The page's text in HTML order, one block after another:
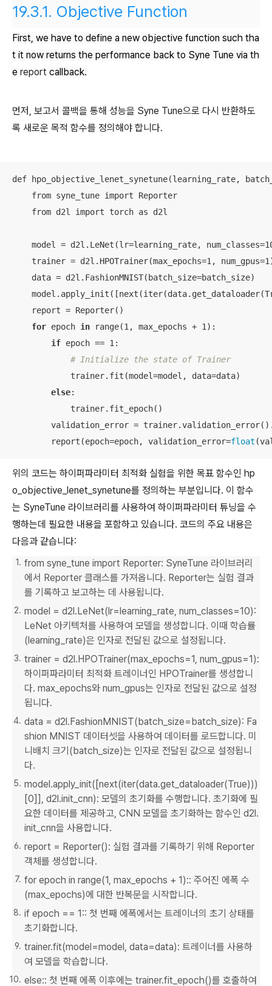
19.3.1. Objective Function
First, we have to define a new objective function such tha
t it now returns the performance back to Syne Tune via th
e report callback.
먼저, 보고서 콜백을 통해 성능을 Syne Tune으로 다시 반환하도
록 새로운 목적 함수를 정의해야 합니다.
def hpo_objective_lenet_synetune(learning_rate,
    from syne_tune import Reporter
    from d2l import torch as d2l
model = d2l.LeNet(lr=learning_rate,
trainer = d2l.HPOTrainer(max_epochs=1,
    data = d2l.FashionMNIST(batch_size=batch_size)
    report = Reporter()
for epoch in range(1, max_epochs + 1):
if epoch == 1:
# Initialize the state of Trainer
            trainer.fit(model=model, data=data)
else:
            trainer.fit_epoch()
validation_error =
        report(epoch=epoch, validation_error=
float
위의 코드는 하이퍼파라미터 최적화 실험을 위한 목표 함수인 hp
o_objective_lenet_synetune를 정의하는 부분입니다. 이 함수
는 SyneTune 라이브러리를 사용하여 하이퍼파라미터 튜닝을 수
행하는데 필요한 내용을 포함하고 있습니다. 코드의 주요 내용은
다음과 같습니다:
from syne_tune import Reporter: SyneTune 라이브러리
에서 Reporter 클래스를 가져옵니다. Reporter는 실험 결과
를 기록하고 보고하는 데 사용됩니다.
model = d2l.LeNet(lr=learning_rate, num_classes=10):
LeNet 아키텍처를 사용하여 모델을 생성합니다. 이때 학습률
(learning_rate)은 인자로 전달된 값으로 설정됩니다.
trainer = d2l.HPOTrainer(max_epochs=1, num_gpus=1):
하이퍼파라미터 최적화 트레이너인 HPOTrainer를 생성합니
다. max_epochs와 num_gpus는 인자로 전달된 값으로 설정
됩니다.
data = d2l.FashionMNIST(batch_size=batch_size): Fa
shion MNIST 데이터셋을 사용하여 데이터를 로드합니다. 미
니배치 크기(batch_size)는 인자로 전달된 값으로 설정됩니
다.
model.apply_init([next(iter(data.get_dataloader(True)))
[0]], d2l.init_cnn): 모델의 초기화를 수행합니다. 초기화에 필
요한 데이터를 제공하고, CNN 모델을 초기화하는 함수인 d2l.
init_cnn을 사용합니다.
report = Reporter(): 실험 결과를 기록하기 위해 Reporter
객체를 생성합니다.
for epoch in range(1, max_epochs + 1):: 주어진 에폭 수
(max_epochs)에 대한 반복문을 시작합니다.
if epoch == 1:: 첫 번째 에폭에서는 트레이너의 초기 상태를
초기화합니다.
trainer.fit(model=model, data=data): 트레이너를 사용하
여 모델을 학습합니다.
else:: 첫 번째 에폭 이후에는 trainer.fit_epoch()를 호출하여